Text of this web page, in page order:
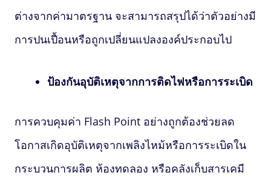
ต่างจากค่ามาตรฐาน จะสามารถสรุปได้ว่าตัวอย่างมี
การปนเปื้อนหรือถูกเปลี่ยนแปลงองค์ประกอบไป
ป้องกันอุบัติเหตุจากการติดไฟหรือการระเบิด
การควบคุมค่า Flash Point อย่างถูกต้องช่วยลด
โอกาสเกิดอุบัติเหตุจากเพลิงไหม้หรือการระเบิดใน
กระบวนการผลิต ห้องทดลอง หรือคลังเก็บสารเคมี